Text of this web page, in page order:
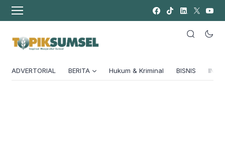
ADVERTORIAL BERITA Hukum & Kriminal BISNIS